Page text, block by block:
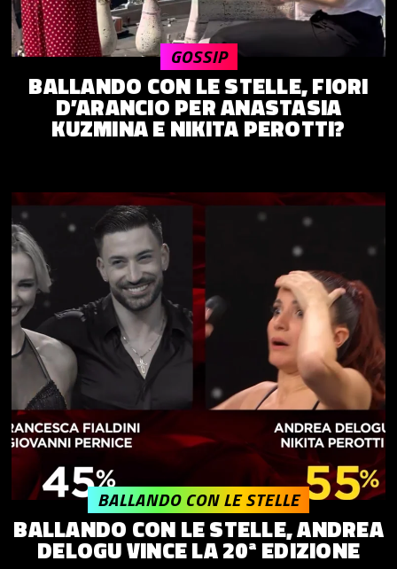
BALLANDO CON LE STELLE, FIORI
D’ARANCIO PER ANASTASIA
KUZMINA E NIKITA PEROTTI?
GOSSIP
BALLANDO CON LE STELLE, ANDREA
DELOGU VINCE LA 20ª EDIZIONE
BALLANDO CON LE STELLE